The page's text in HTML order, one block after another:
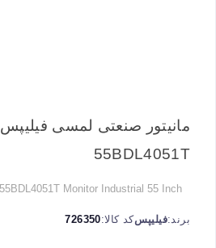
55BDL4051T
Monitor Industrial 55 Inch
برند:فیلیپسکد کالا:726350